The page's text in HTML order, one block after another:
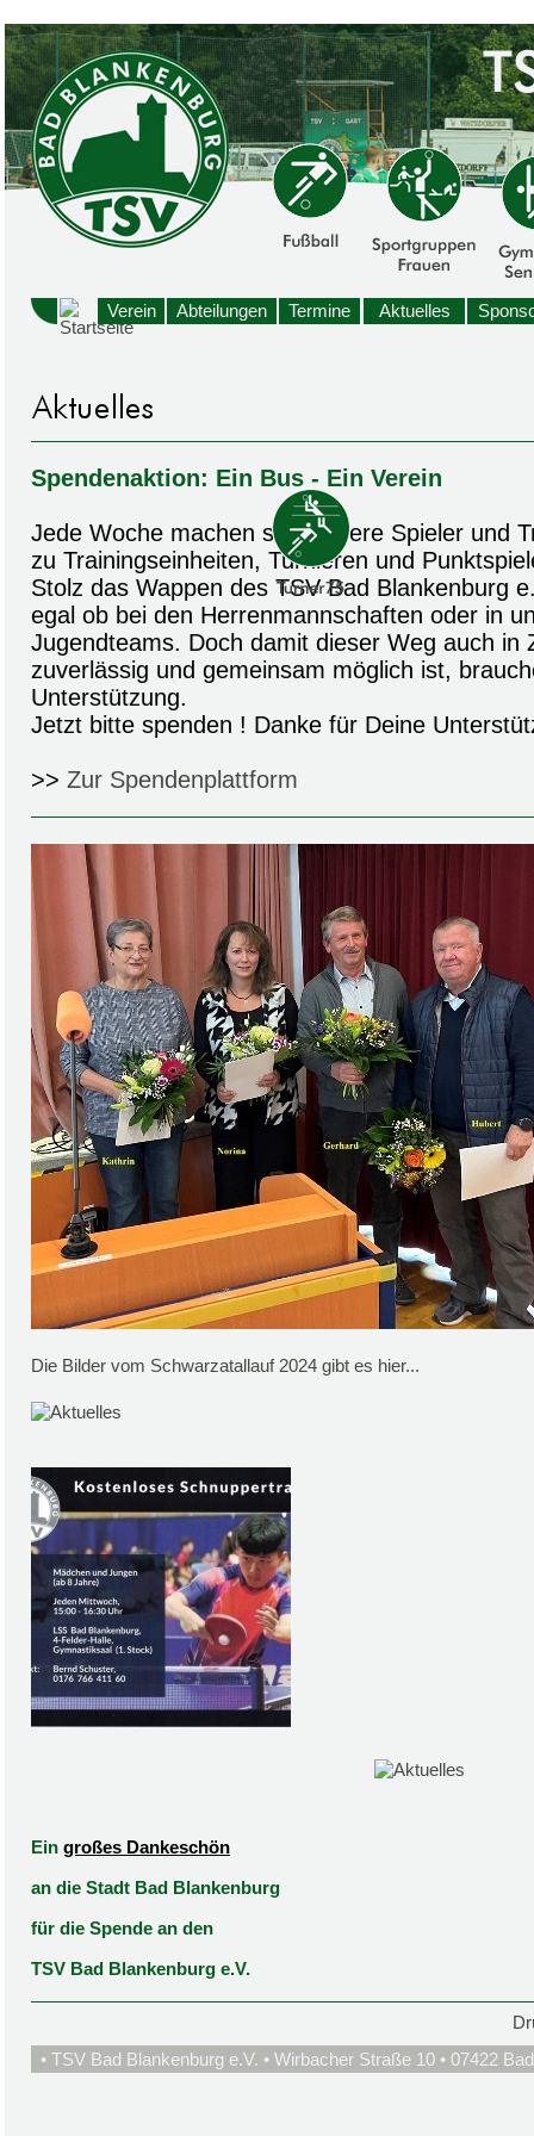
Verein Abteilungen Termine Aktuelles
Spendenaktion: Ein Bus - Ein Verein
Jede Woche machen sich unsere Spieler und
zu Trainingseinheiten, Turnieren und
Stolz das Wappen des TSV Bad Blankenburg
egal ob bei den Herrenmannschaften oder in
Jugendteams. Doch damit dieser Weg auch in
zuverlässig und gemeinsam möglich ist,
Unterstützung.
Jetzt bitte spenden ! Danke für Deine
>> Zur Spendenplattform
Die Bilder vom Schwarzatallauf 2024 gibt es hier...
Ein großes Dankeschön
an die Stadt Bad Blankenburg
für die Spende an den
TSV Bad Blankenburg e.V.
• TSV Bad Blankenburg e.V. • Wirbacher Straße 10 • 07422